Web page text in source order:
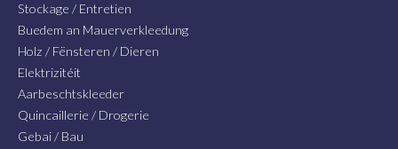
Stockage / Entretien
Buedem an Mauerverkleedung
Holz / Fënsteren / Dieren
Elektrizitéit
Aarbeschtskleeder
Quincaillerie / Drogerie
Gebai / Bau